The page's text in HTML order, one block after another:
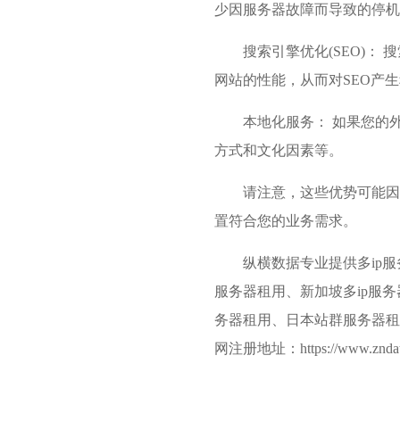
少因服务器故障而导致的停
搜索引擎优化(SEO)：
网站的性能，从而对SEO产
本地化服务： 如果您的
方式和文化因素等。
请注意，这些优势可能
置符合您的业务需求。
纵横数据专业提供多ip服
服务器租用、新加坡多ip服
务器租用、日本站群服务器
网注册地址：https://